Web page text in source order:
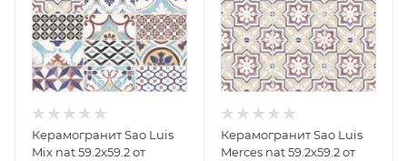
Керамогранит Sao Luis
Mix nat 59.2x59.2 от
Керамогранит Sao Luis
Merces nat 59.2x59.2 от